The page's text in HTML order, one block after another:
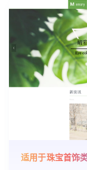
适用于珠宝首饰